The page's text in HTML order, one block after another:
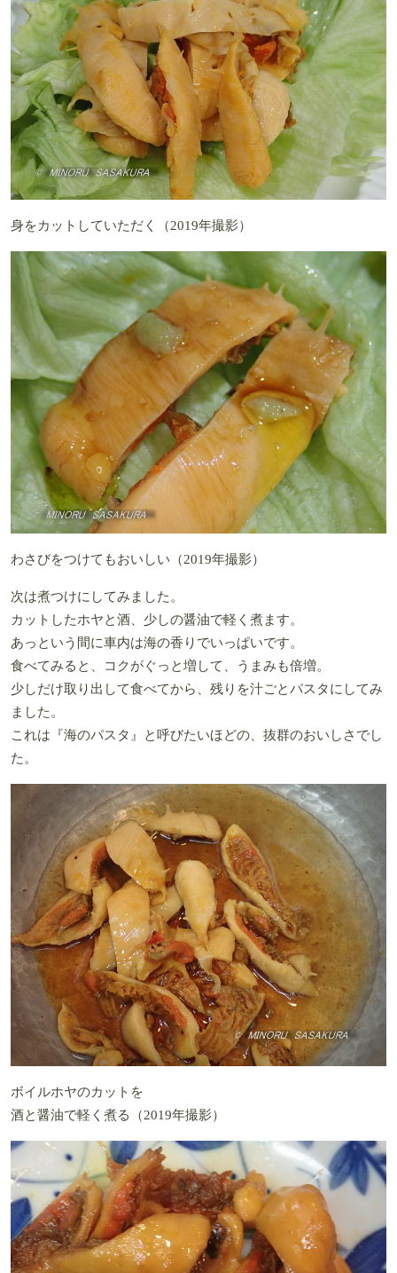
身をカットしていただく（2019年撮影）
わさびをつけてもおいしい（2019年撮影）
次は煮つけにしてみました。
カットしたホヤと酒、少しの醤油で軽く煮ます。
あっという間に車内は海の香りでいっぱいです。
食べてみると、コクがぐっと増して、うまみも倍増。
少しだけ取り出して食べてから、残りを汁ごとパスタにしてみ
ました。
これは『海のパスタ』と呼びたいほどの、抜群のおいしさでし
た。
ボイルホヤのカットを
酒と醤油で軽く煮る（2019年撮影）